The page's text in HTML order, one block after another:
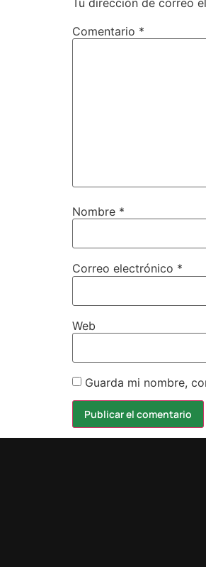
Comentario *
Nombre *
Correo electrónico *
Web
Guarda mi nombre,